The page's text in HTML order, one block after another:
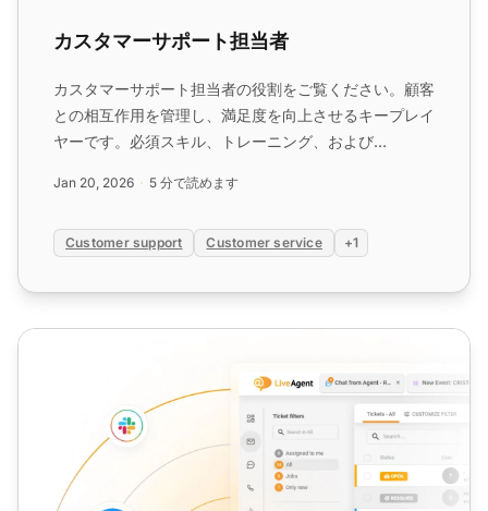
カスタマーサポート担当者
カスタマーサポート担当者の役割をご覧ください。顧客
との相互作用を管理し、満足度を向上させるキープレイ
ヤーです。必須スキル、トレーニング、および
い合わせを効率化し、応答時間を短縮し、顧客関係を改
Jan 20, 2026 5 分で読めます
Customer support Customer service +1
カスタマーサービスマネージャー